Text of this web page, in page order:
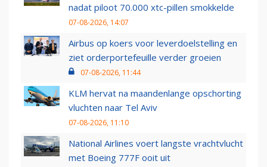
nadat piloot 70.000 xtc-pillen smokkelde
07-08-2026, 14:07
Airbus op koers voor leverdoelstelling en
ziet orderportefeuille verder groeien
07-08-2026, 11:44
KLM hervat na maandenlange opschorting
vluchten naar Tel Aviv
07-08-2026, 11:10
National Airlines voert langste vrachtvlucht
met Boeing 777F ooit uit